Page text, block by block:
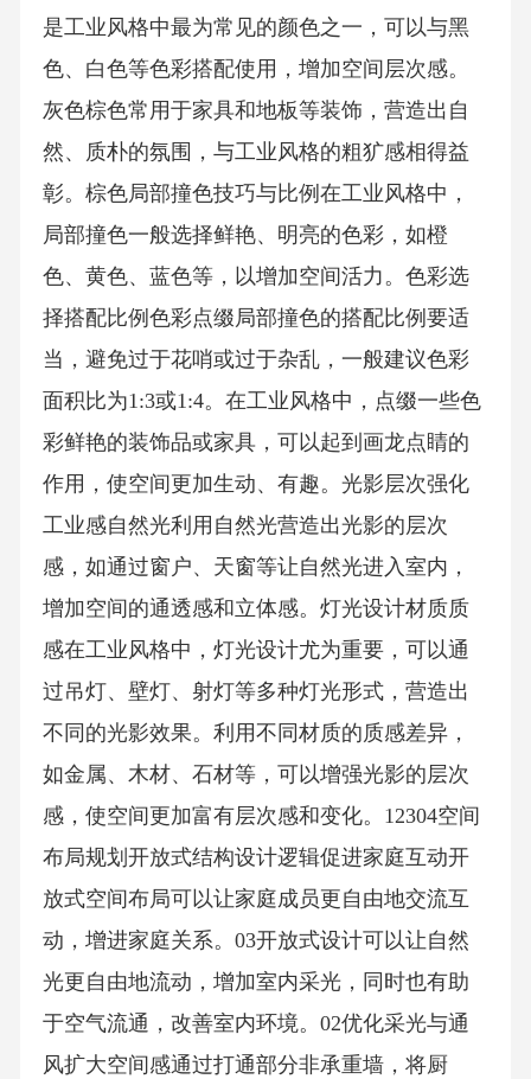
是工业风格中最为常见的颜色之一，可以与黑
色、白色等色彩搭配使用，增加空间层次感。
灰色棕色常用于家具和地板等装饰，营造出自
然、质朴的氛围，与工业风格的粗犷感相得益
彰。棕色局部撞色技巧与比例在工业风格中，
局部撞色一般选择鲜艳、明亮的色彩，如橙
色、黄色、蓝色等，以增加空间活力。色彩选
择搭配比例色彩点缀局部撞色的搭配比例要适
当，避免过于花哨或过于杂乱，一般建议色彩
面积比为1:3或1:4。在工业风格中，点缀一些色
彩鲜艳的装饰品或家具，可以起到画龙点睛的
作用，使空间更加生动、有趣。光影层次强化
工业感自然光利用自然光营造出光影的层次
感，如通过窗户、天窗等让自然光进入室内，
增加空间的通透感和立体感。灯光设计材质质
感在工业风格中，灯光设计尤为重要，可以通
过吊灯、壁灯、射灯等多种灯光形式，营造出
不同的光影效果。利用不同材质的质感差异，
如金属、木材、石材等，可以增强光影的层次
感，使空间更加富有层次感和变化。12304空间
布局规划开放式结构设计逻辑促进家庭互动开
放式空间布局可以让家庭成员更自由地交流互
动，增进家庭关系。03开放式设计可以让自然
光更自由地流动，增加室内采光，同时也有助
于空气流通，改善室内环境。02优化采光与通
风扩大空间感通过打通部分非承重墙，将厨